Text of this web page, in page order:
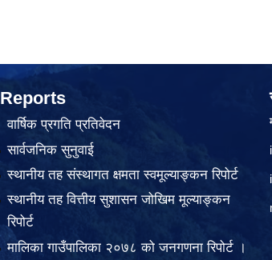
Reports
वार्षिक प्रगति प्रतिवेदन
सार्वजनिक सुनुवाई
स्थानीय तह संस्थागत क्षमता स्वमूल्याङ्कन रिपोर्ट
स्थानीय तह वित्तीय सुशासन जोखिम मूल्याङ्कन
रिपोर्ट
मालिका गाउँपालिका २०७८ को जनगणना रिपोर्ट ।